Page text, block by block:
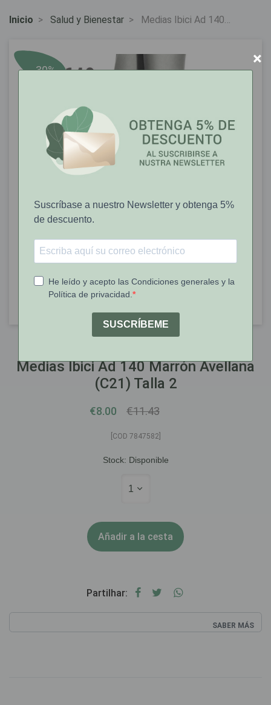
Inicio Salud y Bienestar
-30%
Medias Ibici Ad 140 Marrón Avellana
(C21) Talla 2
€8.00 €11.43
[COD 7847582]
Stock: Disponible
1
Añadir a la cesta
Partilhar:
SABER MÁS
×